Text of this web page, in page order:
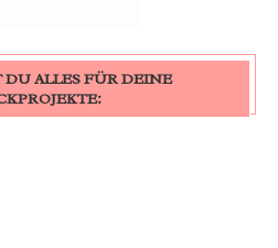
ALLES FÜR DEINE